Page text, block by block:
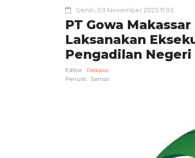
Senin, 03 November 2025 11:03
PT Gowa
Laksanakan
Pengadilan Negeri
Editor : Redaksi
Penulis : Samsir